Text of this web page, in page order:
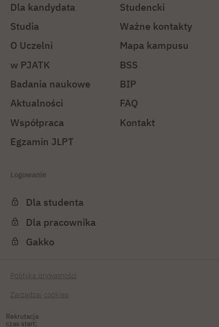
Rekrutacja
czas start:
Dla kandydata
Studia
O Uczelni
w PJATK
Badania naukowe
Aktualności
Współpraca
Egzamin JLPT
Studencki
Ważne kontakty
Mapa kampusu
BSS
BIP
FAQ
Kontakt
Logowanie
Dla studenta
Dla pracownika
Gakko
Polityka prywatności
Zarządzaj cookies